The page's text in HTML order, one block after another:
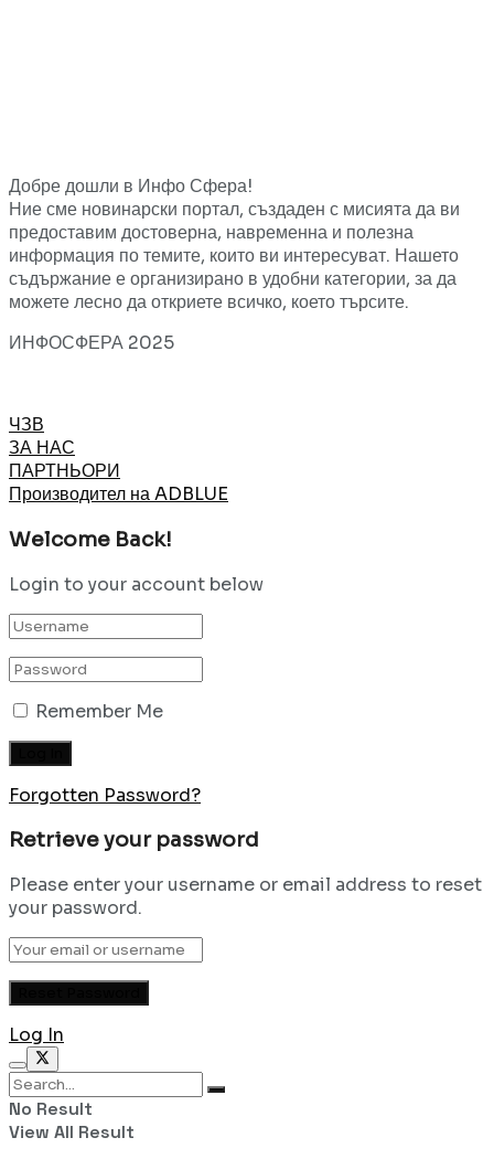
Добре дошли в Инфо Сфера!
Ние сме новинарски портал, създаден с мисията да ви
предоставим достоверна, навременна и полезна
информация по темите, които ви интересуват. Нашето
съдържание е организирано в удобни категории, за да
можете лесно да откриете всичко, което търсите.
ИНФОСФЕРА 2025
ЧЗВ
ЗА НАС
ПАРТНЬОРИ
Производител на ADBLUE
Welcome Back!
Login to your account below
Remember Me
Forgotten Password?
Retrieve your password
Please enter your username or email address to reset
your password.
Log In
No Result
View All Result